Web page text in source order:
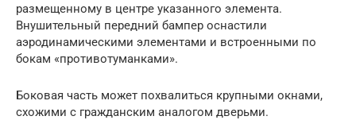
размещенному в центре указанного элемента.
Внушительный передний бампер оснастили
аэродинамическими элементами и встроенными по
бокам «противотуманками».
Боковая часть может похвалиться крупными окнами,
схожими с гражданским аналогом дверьми.